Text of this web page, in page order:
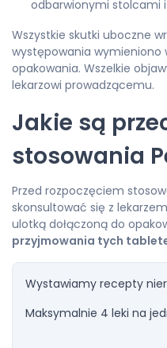
odbarwionymi stolcami
Wszystkie skutki uboczne
występowania wymieniono
opakowania. Wszelkie
lekarzowi prowadzącemu.
Jakie są
stosowania
Przed rozpoczęciem
skonsultować się z
ulotką dołączoną do
przyjmowania tych
Wystawiamy recepty
Maksymalnie 4 leki na